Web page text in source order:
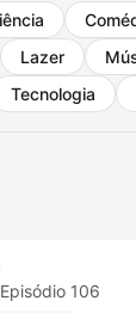
Lazer
Tecnologia
106